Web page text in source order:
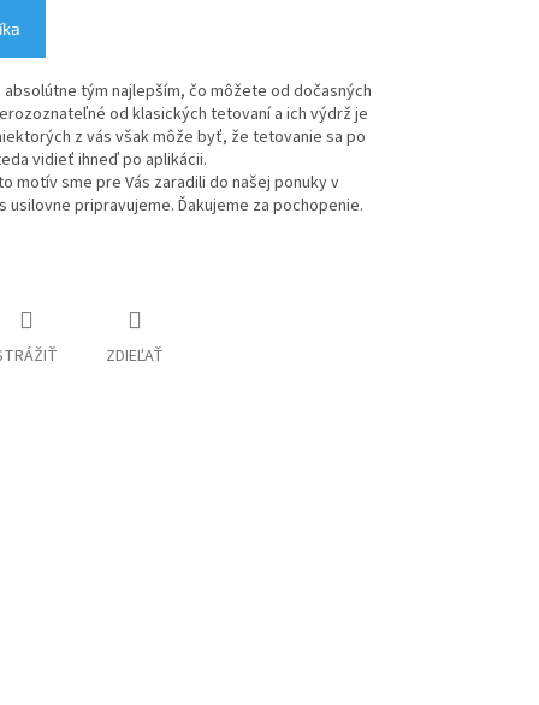
tým najlepším, čo môžete od dočasných
od klasických tetovaní a ich výdrž je
z vás však môže byť, že tetovanie sa po
vidieť ihneď po aplikácii.
motív sme pre Vás zaradili do našej ponuky v
usilovne pripravujeme. Ďakujeme za pochopenie.
ZDIEĽAŤ